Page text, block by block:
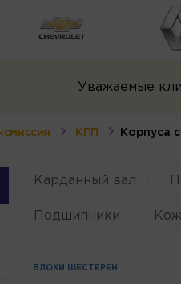
Уважаемые
КПП Корпуса
Карданный вал
Подшипники
БЛОКИ ШЕСТЕРЕН